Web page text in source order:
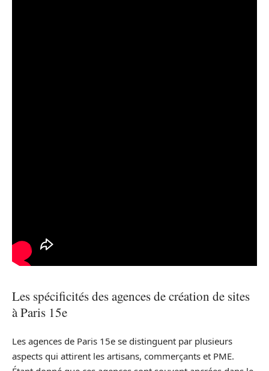
Les spécificités des agences de création de sites
à Paris 15e
Les agences de Paris 15e se distinguent par plusieurs
aspects qui attirent les artisans, commerçants et PME.